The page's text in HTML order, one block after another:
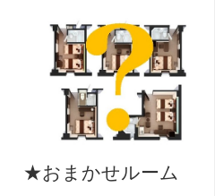
★おまかせルーム